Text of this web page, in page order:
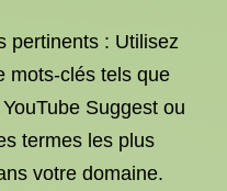
pertinents : Utilisez
mots-clés tels que
Suggest ou
termes les plus
votre domaine.